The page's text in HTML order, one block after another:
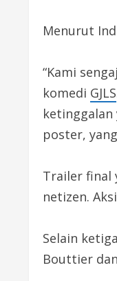
Menurut
“Kami
komedi GJLS
ketinggalan
poster,
Trailer final
netizen.
Selain
Bouttier